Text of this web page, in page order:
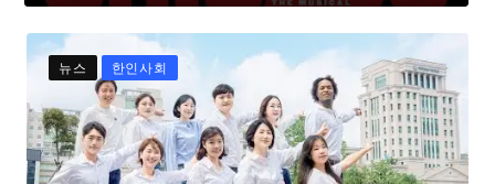
뉴스 한인사회